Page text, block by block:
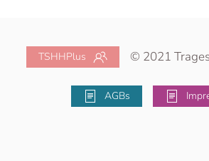
TSHHPlus © 2021
AGBs